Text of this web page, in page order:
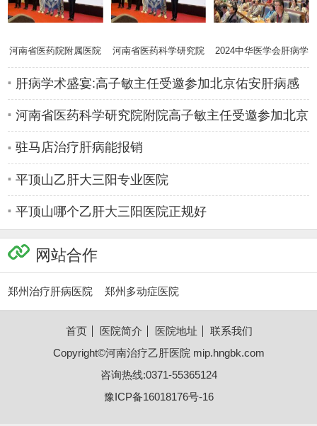
河南省医药院附属医院
肝病专家高
河南省医药科学研究院
附属医院肝
2024中华医学会肝病学
分会学术年
肝病学术盛宴:高子敏主任受邀参加北京佑安肝病感
染病专科医疗
河南省医药科学研究院附院高子敏主任受邀参加北京
佑安肝病感
驻马店治疗肝病能报销
平顶山乙肝大三阳专业医院
平顶山哪个乙肝大三阳医院正规好
网站合作
郑州治疗肝病医院 郑州多动症医院
首页 医院简介 医院地址
联系我们
Copyright©河南治疗乙肝医院mip.hngbk.com
咨询热线:0371-55365124
豫ICP备16018176号-16